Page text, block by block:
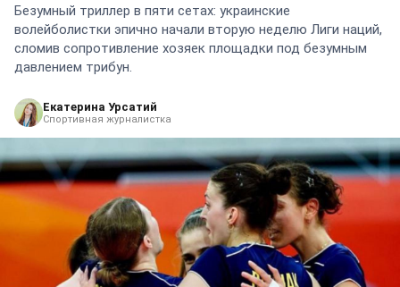
Безумный триллер в пяти сетах: украинские
волейболистки эпично начали вторую неделю Лиги наций,
сломив сопротивление хозяек площадки под безумным
давлением трибун.
Екатерина Урсатий
Спортивная журналистка